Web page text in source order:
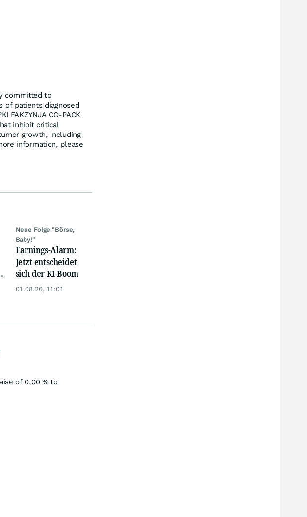
committed to
of patients diagnosed
FAKZYNJA CO-PACK
inhibit critical
growth, including
information, please
Neue Folge "Börse,
Baby!"
Earnings-Alarm:
Jetzt entscheidet
sich der KI-Boom
01.08.26, 11:01
of0,00 %to